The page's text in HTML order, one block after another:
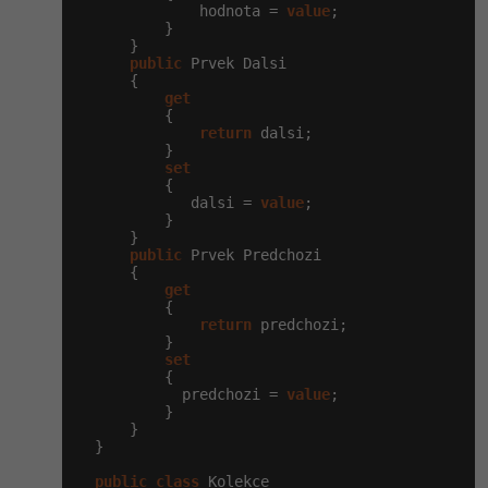
Marketing -30%
WordPress
-30%
Business
Kryptoměny -25%
-30%
MS Office -80%
Google Dokumenty
Time management
Adobe Illustrator -80%
Adobe Lightroom -30%
Adobe XD
Adobe InDesign
Adobe After Effects
Blender
Inkscape
Fotografování
Video
              hodnota =
value;
          }
      }
public Prvek Dalsi
      {
get
          {
return dalsi;
          }
set
          {
             dalsi =
value;
          }
      }
public Prvek Predchozi
      {
get
          {
return predchozi;
          }
set
          {
            predchozi =
value;
          }
      }
  }
public
class Kolekce